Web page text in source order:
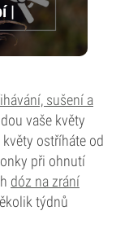
|
sušení a
vaše květy
ostříháte od
při ohnutí
dóz na zrání
týdnů